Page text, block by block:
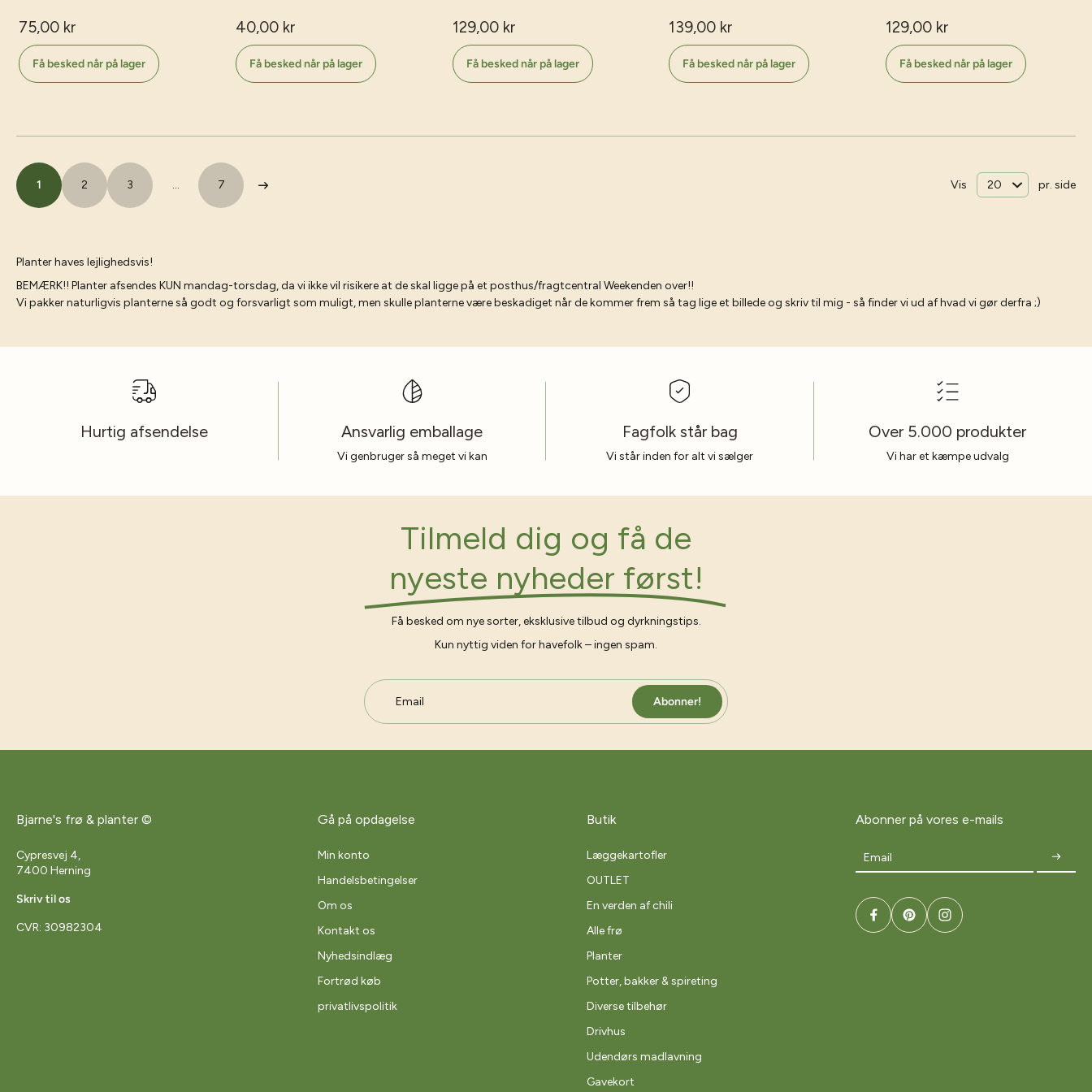
75,00 kr
Få besked når på lager
40,00 kr
Få besked når på lager
129,00 kr
Få besked når på lager
139,00 kr
Få besked når på lager
129,00 kr
Få besked når på lager
1 2 3 … 7 Vis pr. side
Planter haves lejlighedsvis!
BEMÆRK!! Planter afsendes KUN mandag-torsdag, da vi ikke vil risikere at de skal ligge på et posthus/fragtcentral Weekenden over!!
Vi pakker naturligvis planterne så godt og forsvarligt som muligt, men skulle planterne være beskadiget når de kommer frem så tag lige et billede og skriv til mig - så finder vi ud af hvad vi gør derfra ;)
Hurtig afsendelse Ansvarlig emballage
Vi genbruger så meget vi kan
Fagfolk står bag
Vi står inden for alt vi sælger
Over 5.000 produkter
Vi har et kæmpe udvalg
Tilmeld dig og få de
nyeste nyheder først!
Få besked om nye sorter, eksklusive tilbud og dyrkningstips.
Kun nyttig viden for havefolk – ingen spam.
Email Abonner!
Bjarne's frø & planter ©
Cypresvej 4,
7400 Herning
Skriv til os
CVR: 30982304
Gå på opdagelse
Min konto
Handelsbetingelser
Om os
Kontakt os
Nyhedsindlæg
Fortrød køb
privatlivspolitik
Butik
Læggekartofler
OUTLET
En verden af chili
Alle frø
Planter
Potter, bakker & spireting
Diverse tilbehør
Drivhus
Udendørs madlavning
Gavekort
Abonner på vores e-mails
Email